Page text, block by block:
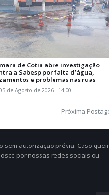
de Cotia abre investigação
a Sabesp por falta d’água,
e problemas nas ruas
05 de Agosto de 2026 - 14:00
Próxima
sem autorização prévia. Caso
por nossas redes sociais ou